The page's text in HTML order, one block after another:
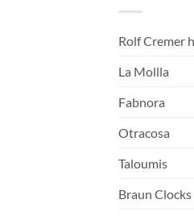
Rolf Cremer
La Mollla
Fabnora
Otracosa
Taloumis
Braun Clocks